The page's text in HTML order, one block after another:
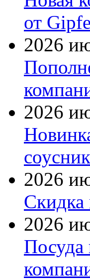
от
2026
2026
2026
2026
Посуда